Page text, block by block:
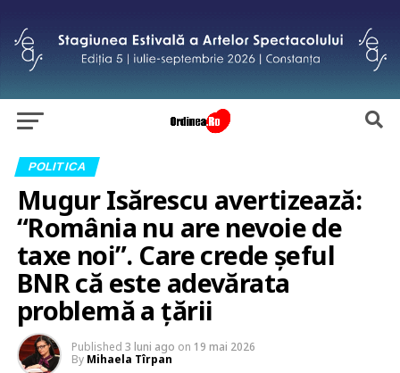
POLITICA
Mugur Isărescu avertizează:
“România nu are nevoie de
taxe noi”. Care crede șeful
BNR că este adevărata
problemă a țării
Published 3 luni ago on 19 mai 2026
By Mihaela Tîrpan